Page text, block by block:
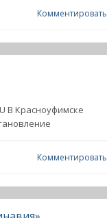
Комментировать
В Красноуфимске
Комментировать